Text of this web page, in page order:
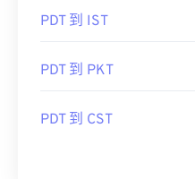
PDT 到 IST
PDT 到 PKT
PDT 到 CST